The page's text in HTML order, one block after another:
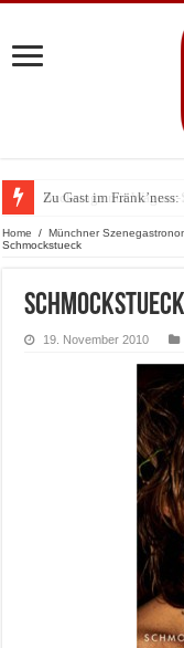
Zu Gast im
Home / Münchner
Schmockstueck
Schmockstueck
19. November 2010